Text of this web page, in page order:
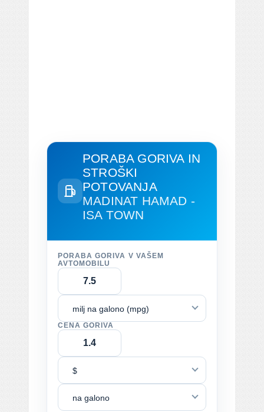
PORABA GORIVA IN
STROŠKI
POTOVANJA
MADINAT HAMAD -
ISA TOWN
PORABA GORIVA V VAŠEM
AVTOMOBILU
milj na galono (mpg)
CENA GORIVA
$
na galono